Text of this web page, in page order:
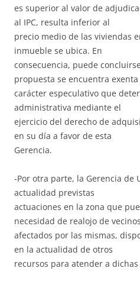
es superior al valor de
al IPC, resulta inferior al
precio medio de las viviendas
inmueble se ubica. En
consecuencia, puede
propuesta se encuentra
carácter especulativo que
administrativa mediante el
ejercicio del derecho de
en su día a favor de esta
Gerencia.
-Por otra parte, la Gerencia de
actualidad previstas
actuaciones en la zona que
necesidad de realojo de vecinos
afectados por las mismas,
en la actualidad de otros
recursos para atender a